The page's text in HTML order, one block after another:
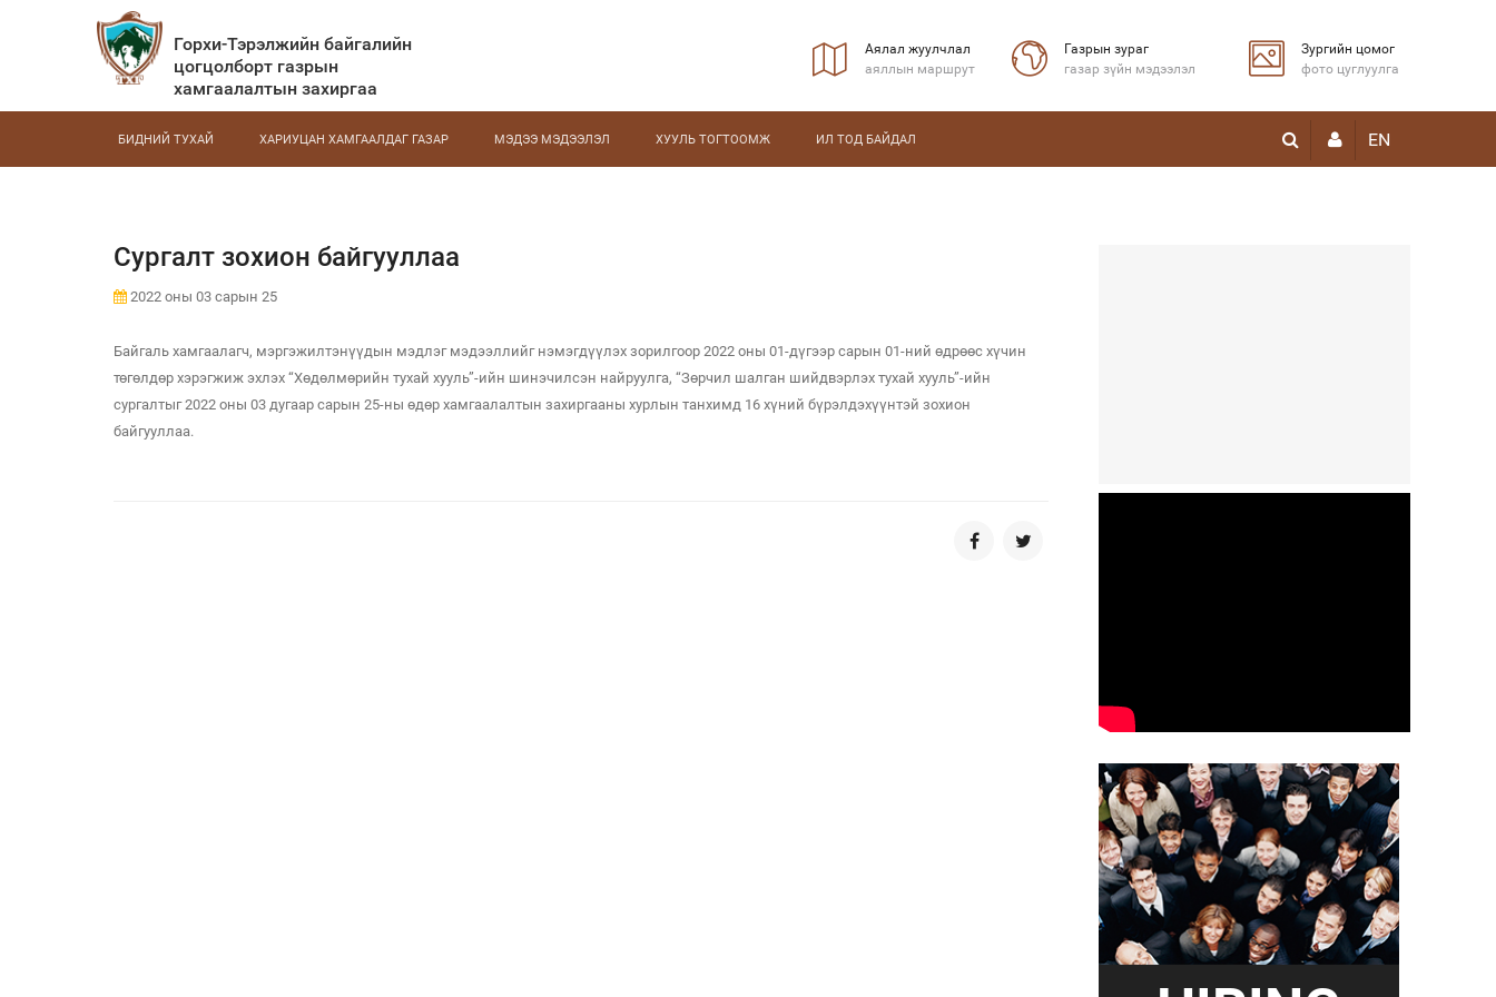
Горхи-Тэрэлжийн байгалийн
цогцолборт газрын
хамгаалалтын захиргаа
Аялал жуулчлал
аяллын маршрут
Газрын зураг
газар зүйн мэдээлэл
Зургийн цомог
фото цуглуулга
БИДНИЙ ТУХАЙ ХАРИУЦАН ХАМГААЛДАГ ГАЗАР МЭДЭЭ МЭДЭЭЛЭЛ ХУУЛЬ ТОГТООМЖ ИЛ ТОД БАЙДАЛ EN
Сургалт зохион байгууллаа
2022 оны 03 сарын 25
Байгаль хамгаалагч, мэргэжилтэнүүдын мэдлэг мэдээллийг нэмэгдүүлэх зорилгоор 2022 оны 01-дүгээр сарын 01-ний өдрөөс хүчин
төгөлдөр хэрэгжиж эхлэх “Хөдөлмөрийн тухай хууль”-ийн шинэчилсэн найруулга, “Зөрчил шалган шийдвэрлэх тухай хууль”-ийн
сургалтыг 2022 оны 03 дугаар сарын 25-ны өдөр хамгаалалтын захиргааны хурлын танхимд 16 хүний бүрэлдэхүүнтэй зохион
байгууллаа.